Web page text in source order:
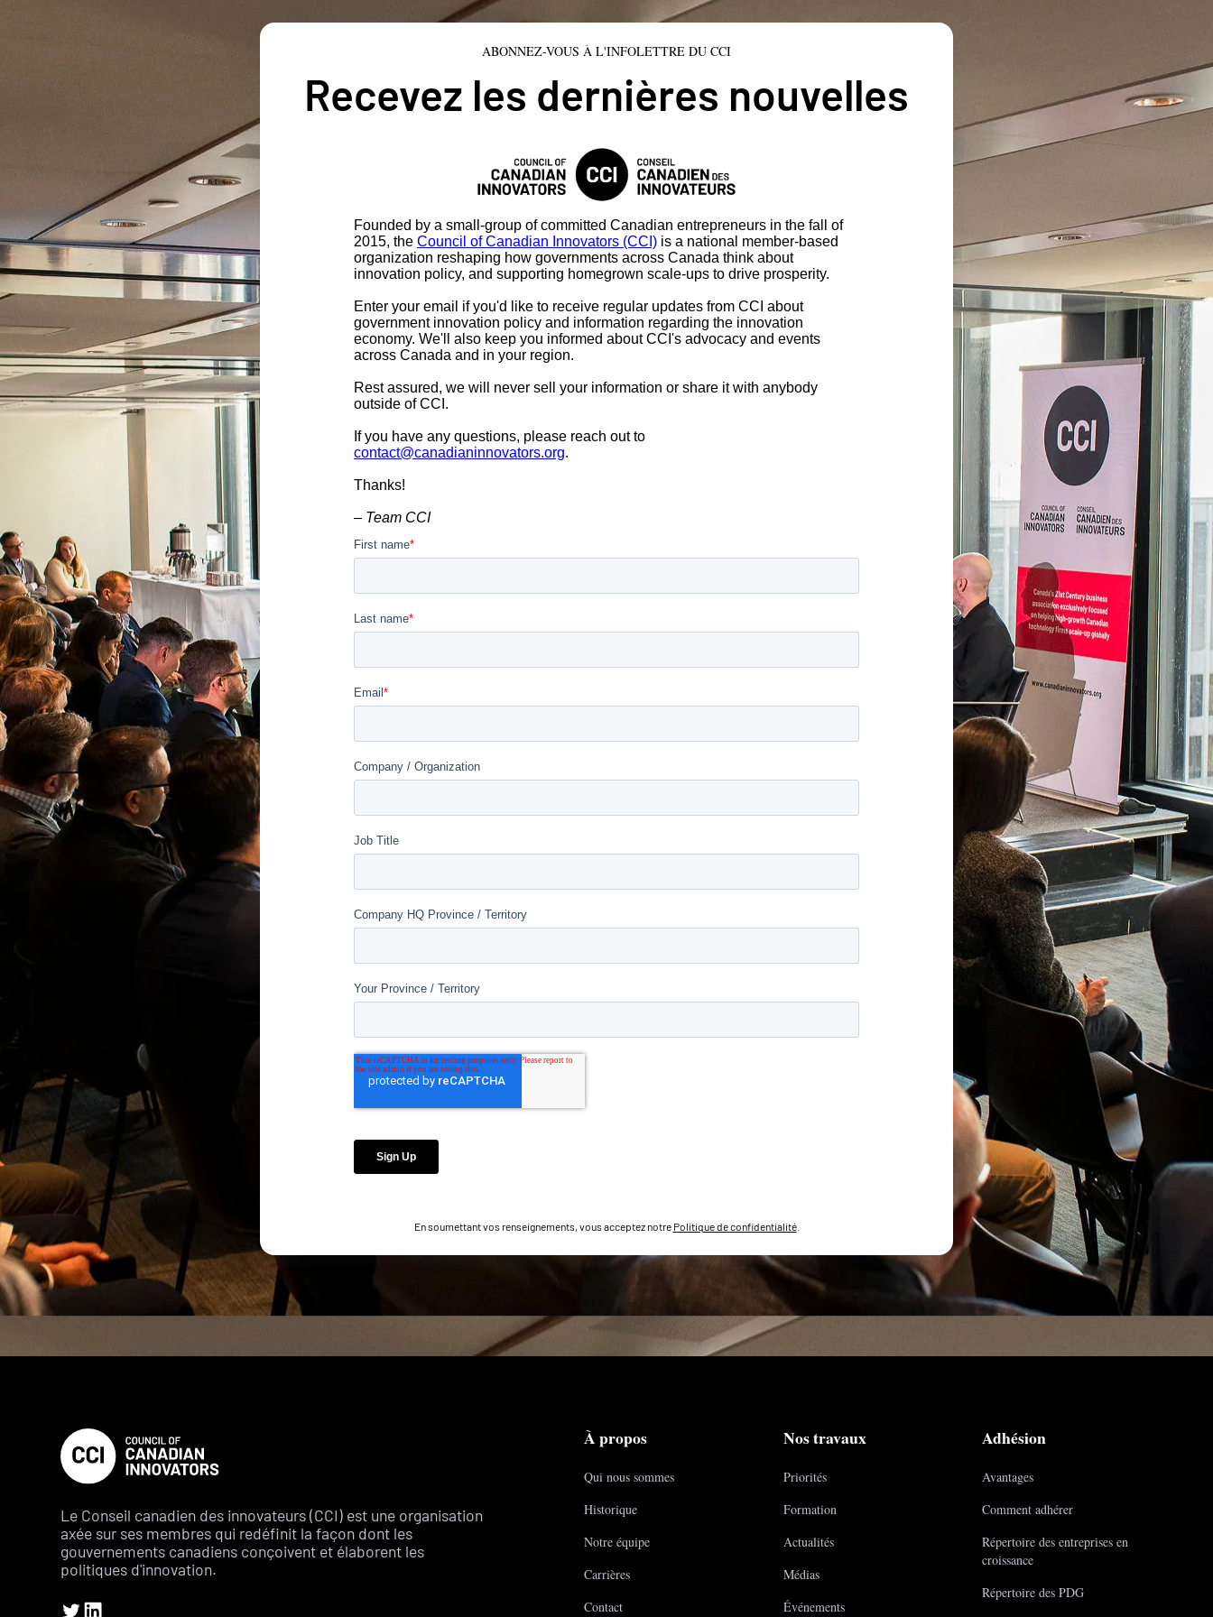
ABONNEZ-VOUS À L'INFOLETTRE DU CCI
Recevez les dernières nouvelles
En soumettant vos renseignements, vous acceptez notre Politique de confidentialité.
Le Conseil canadien des innovateurs (CCI) est une organisation
axée sur ses membres qui redéfinit la façon dont les
gouvernements canadiens conçoivent et élaborent les
politiques d'innovation.
À propos
Qui nous sommes
Historique
Notre équipe
Carrières
Contact
Nos travaux
Priorités
Formation
Actualités
Médias
Événements
Adhésion
Avantages
Comment adhérer
Répertoire des entreprises en
croissance
Répertoire des PDG